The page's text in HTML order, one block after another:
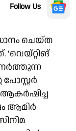
Follow Us
ചെയ്ത
‘വെയ്റ്റിങ്
ആകർഷിച്ച
ആമിർ